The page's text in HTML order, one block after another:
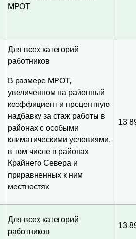
МРОТ
Для всех категорий
работников
В размере МРОТ,
увеличенном на районный
коэффициент и процентную
надбавку за стаж работы в
районах с особыми
климатическими условиями,
в том числе в районах
Крайнего Севера и
приравненных к ним
местностях
13
Для всех категорий
работников
13